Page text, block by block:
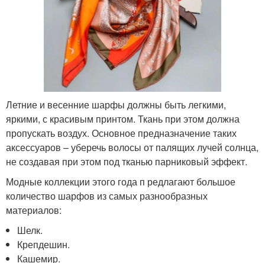
Летние и весенние шарфы должны быть легкими,
яркими, с красивым принтом. Ткань при этом должна
пропускать воздух. Основное предназначение таких
аксессуаров – уберечь волосы от палящих лучей солнца,
не создавая при этом под тканью парниковый эффект.
Модные коллекции этого года п редлагают большое
количество шарфов из самых разнообразных
материалов:
Шелк.
Крепдешин.
Кашемир.